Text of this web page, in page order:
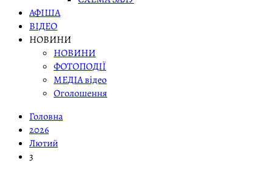
АФІША
ВІДЕО
НОВИНИ
НОВИНИ
ФОТОПОДІЇ
МЕДІА відео
Оголошення
Головна
2026
Лютий
3